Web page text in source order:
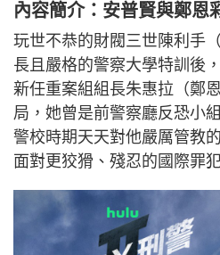
內容簡介：安普賢與鄭恩
玩世不恭的財閥三世陳利手
長且嚴格的警察大學特訓後
新任重案組組長朱惠拉（鄭
局，她曾是前警察廳反恐小
警校時期天天對他嚴厲管教
面對更狡猾、殘忍的國際罪犯